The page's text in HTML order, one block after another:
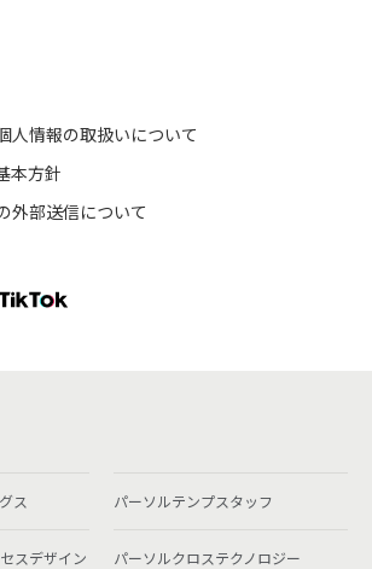
人情報の取扱いについて
本方針
外部送信について
ス パーソルテンプスタッフ
スデザイン パーソルクロステクノロジー